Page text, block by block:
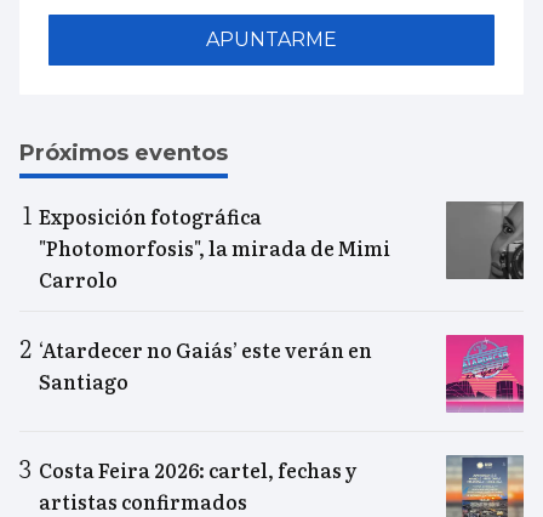
APUNTARME
Próximos eventos
Exposición fotográfica
"Photomorfosis", la mirada de Mimi
Carrolo
‘Atardecer no Gaiás’ este verán en
Santiago
Costa Feira 2026: cartel, fechas y
artistas confirmados